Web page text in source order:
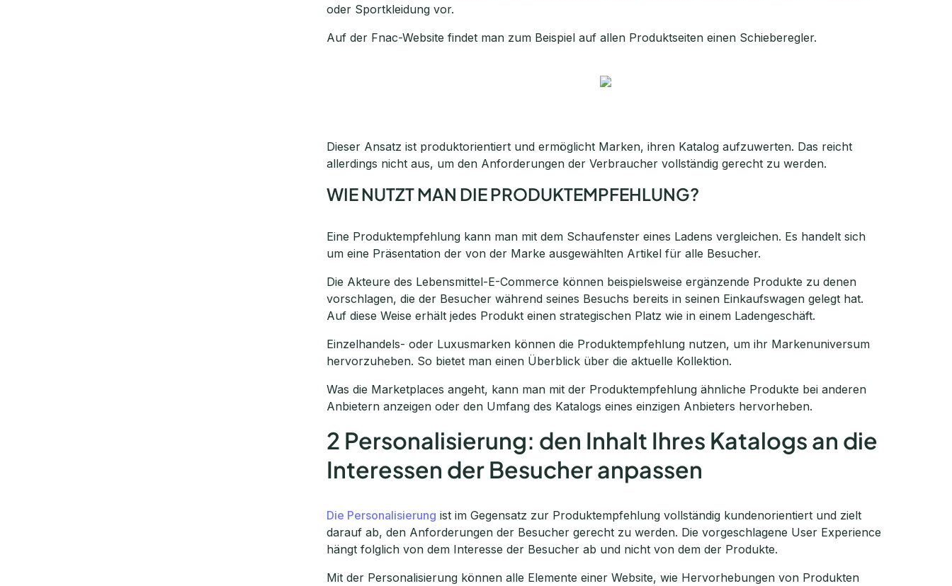
oder Sportkleidung vor.
Auf der Fnac-Website findet man zum Beispiel auf allen Produktseiten einen Schieberegler.
Dieser Ansatz ist produktorientiert und ermöglicht Marken, ihren Katalog aufzuwerten. Das reicht
allerdings nicht aus, um den Anforderungen der Verbraucher vollständig gerecht zu werden.
WIE NUTZT MAN DIE PRODUKTEMPFEHLUNG?
Eine Produktempfehlung kann man mit dem Schaufenster eines Ladens vergleichen. Es handelt sich
um eine Präsentation der von der Marke ausgewählten Artikel für alle Besucher.
Die Akteure des Lebensmittel-E-Commerce können beispielsweise ergänzende Produkte zu denen
vorschlagen, die der Besucher während seines Besuchs bereits in seinen Einkaufswagen gelegt hat.
Auf diese Weise erhält jedes Produkt einen strategischen Platz wie in einem Ladengeschäft.
Einzelhandels- oder Luxusmarken können die Produktempfehlung nutzen, um ihr Markenuniversum
hervorzuheben. So bietet man einen Überblick über die aktuelle Kollektion.
Was die Marketplaces angeht, kann man mit der Produktempfehlung ähnliche Produkte bei anderen
Anbietern anzeigen oder den Umfang des Katalogs eines einzigen Anbieters hervorheben.
2 Personalisierung: den Inhalt Ihres Katalogs an die
Interessen der Besucher anpassen
Die Personalisierung ist im Gegensatz zur Produktempfehlung vollständig kundenorientiert und zielt
darauf ab, den Anforderungen der Besucher gerecht zu werden. Die vorgeschlagene User Experience
hängt folglich von dem Interesse der Besucher ab und nicht von dem der Produkte.
Mit der Personalisierung können alle Elemente einer Website, wie Hervorhebungen von Produkten